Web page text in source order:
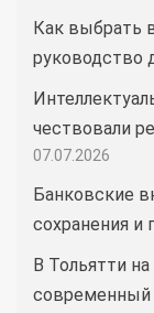
Как выбрать
руководство
чествовали
07.07.2026
Банковские
сохранения и
В Тольятти
современный